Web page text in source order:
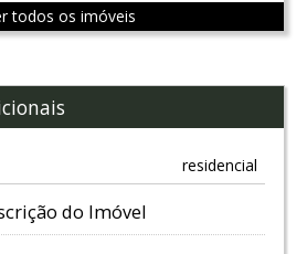
todos os imóveis
residencial
do Imóvel